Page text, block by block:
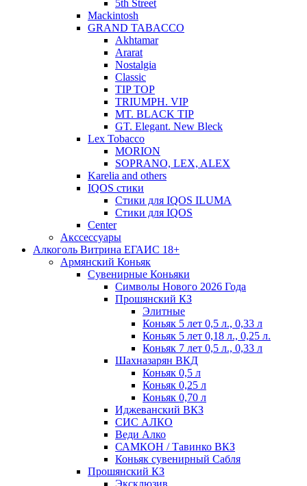
5th Street
Mackintosh
GRAND TABACCO
Akhtamar
Ararat
Nostalgia
Classic
TIP TOP
TRIUMPH. VIP
MT. BLACK TIP
GT. Elegant. New Bleck
Lex Tobacco
MORION
SOPRANO, LEX, ALEX
Karelia and others
IQOS стики
Стики для IQOS ILUMA
Стики для IQOS
Сenter
Акссессуары
Алкоголь Витрина ЕГАИС 18+
Армянский Коньяк
Сувенирные Коньяки
Символы Нового 2026 Года
Прошянский КЗ
Элитные
Коньяк 5 лет 0,5 л., 0,33 л
Коньяк 5 лет 0,18 л., 0,25 л.
Коньяк 7 лет 0,5 л., 0,33 л
Шахназарян ВКД
Коньяк 0,5 л
Коньяк 0,25 л
Коньяк 0,70 л
Иджеванский ВКЗ
СИС АЛКО
Веди Алко
САМКОН / Тавинко ВКЗ
Коньяк сувенирный Сабля
Прошянский КЗ
Эксклюзив